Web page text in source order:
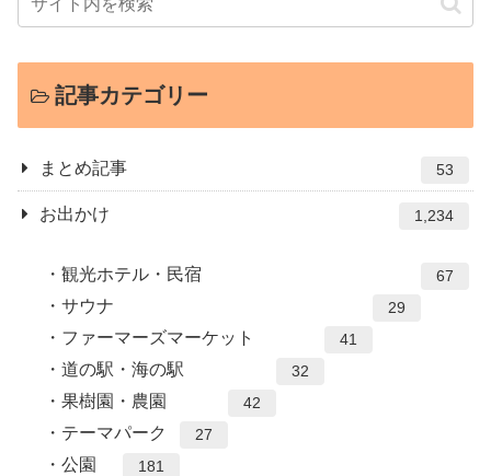
記事カテゴリー
まとめ記事 53
お出かけ 1,234
観光ホテル・民宿 67
サウナ 29
ファーマーズマーケット 41
道の駅・海の駅 32
果樹園・農園 42
テーマパーク 27
公園 181